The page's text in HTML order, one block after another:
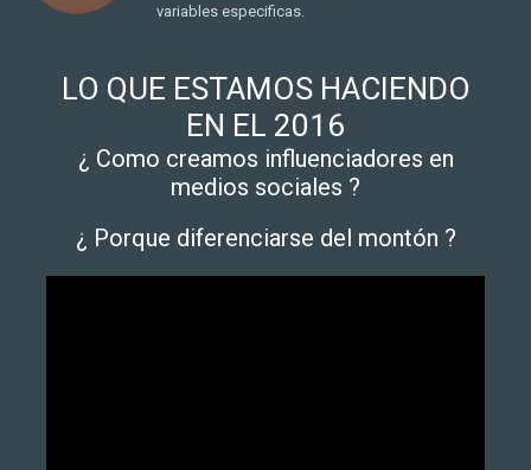
variables especificas.
LO QUE ESTAMOS HACIENDO
EN EL 2016
¿ Como creamos influenciadores en
medios sociales ?
¿ Porque diferenciarse del montón ?